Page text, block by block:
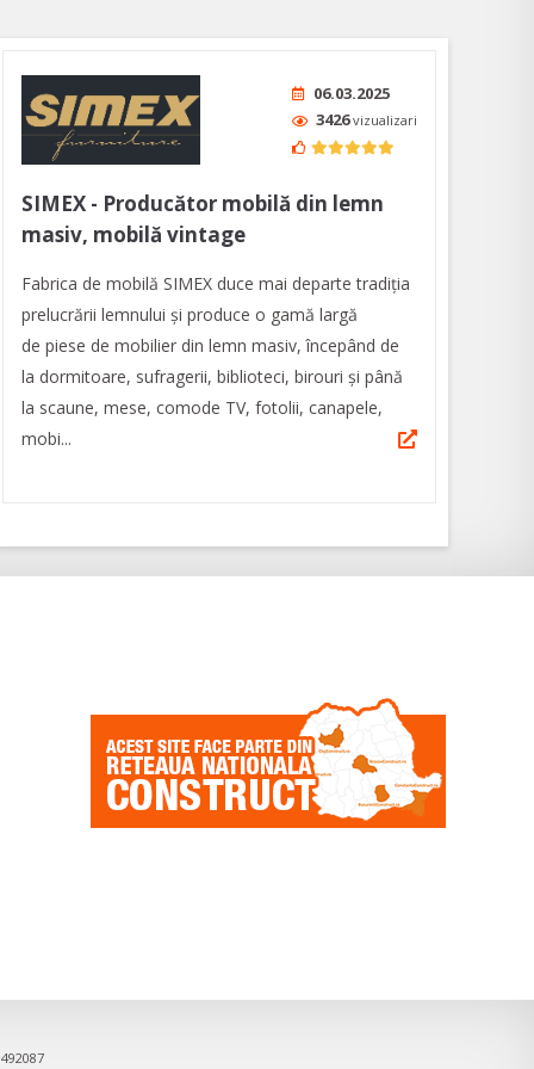
06.03.2025
3426vizualizari
SIMEX - Producător mobilă din lemn
masiv, mobilă vintage
Fabrica de mobilă SIMEX duce mai departe tradiția
prelucrării lemnului și produce o gamă largă
de piese de mobilier din lemn masiv, începând de
la dormitoare, sufragerii, biblioteci, birouri și până
la scaune, mese, comode TV, fotolii, canapele,
mobi...